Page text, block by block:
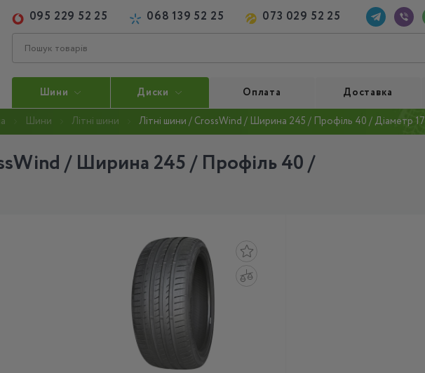
095 229 52 25 068 139 52 25 073 029 52 25
Шини Диски Оплата Доставка
Шини Літні шини Літні шини / CrossWind / Ширина 245 / Профіль 40 / Діаметр 17
/ Ширина 245 / Профіль 40 /